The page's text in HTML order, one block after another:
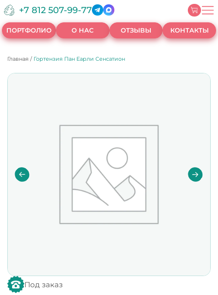
+7 812 507-99-77
ПОРТФОЛИО О НАС ОТЗЫВЫ КОНТАКТЫ
Главная / Гортензия Пан Еарли Сенсатион
Под заказ